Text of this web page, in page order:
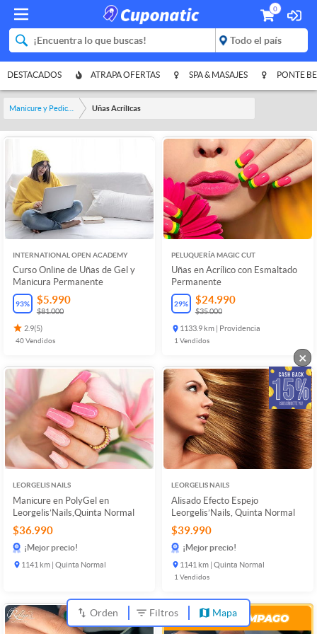
0
DESTACADOS ATRAPA OFERTAS SPA & MASAJES PONTE
Uñas Acrílicas
INTERNATIONAL OPEN ACADEMY
Curso Online de Uñas de Gel y
Manicura Permanente
93% $5.990
$81.000
2.9(5)
40Vendidos
PELUQUERÍA MAGIC CUT
Uñas en Acrílico con Esmaltado
Permanente
29% $24.990
$35.000
1133.9 km | Providencia
1 Vendidos
LEORGELIS NAILS
Manicure en PolyGel en
Leorgelis’Nails,Quinta Normal
$36.990
¡Mejor precio!
1141 km | Quinta Normal
LEORGELIS NAILS
Alisado Efecto Espejo
Leorgelis’Nails, Quinta Normal
$39.990
¡Mejor precio!
1141 km | Quinta Normal
1 Vendidos
Orden Filtros Mapa
×